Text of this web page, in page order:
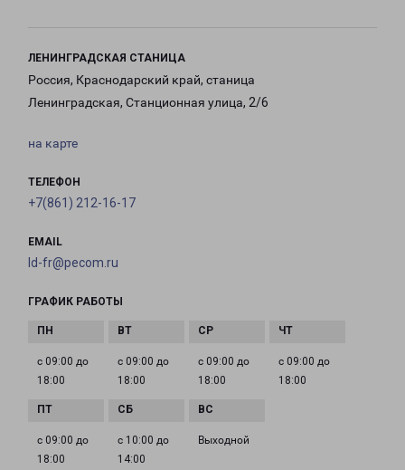
ЛЕНИНГРАДСКАЯ СТАНИЦА
Россия, Краснодарский край, станица
Ленинградская, Станционная улица, 2/6
на карте
ТЕЛЕФОН
+7(861) 212-16-17
EMAIL
ld-fr@pecom.ru
ГРАФИК РАБОТЫ
с 09:00 до
18:00
с 09:00 до
18:00
с 09:00 до
18:00
с 09:00 до
18:00
с 09:00 до
18:00
с 10:00 до
14:00
Выходной